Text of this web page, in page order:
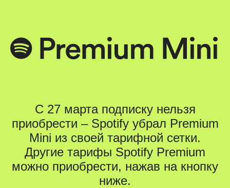
С 27 марта подписку нельзя
приобрести – Spotify убрал Premium
Mini из своей тарифной сетки.
Другие тарифы Spotify Premium
можно приобрести, нажав на кнопку
ниже.